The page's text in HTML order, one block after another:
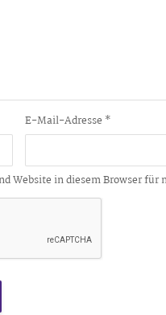
E-Mail-Adresse *
Website in diesem Browser